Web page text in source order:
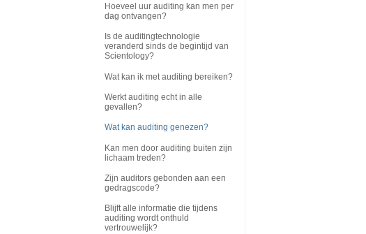
Hoeveel uur auditing kan men per
dag ontvangen?
Is de auditingtechnologie
veranderd sinds de begintijd van
Scientology?
Wat kan ik met auditing bereiken?
Werkt auditing echt in alle
gevallen?
Wat kan auditing genezen?
Kan men door auditing buiten zijn
lichaam treden?
Zijn auditors gebonden aan een
gedragscode?
Blijft alle informatie die tijdens
auditing wordt onthuld
vertrouwelijk?